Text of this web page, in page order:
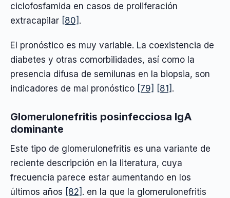
ciclofosfamida en casos de proliferación
extracapilar [80] .
El pronóstico es muy variable. La coexistencia de
diabetes y otras comorbilidades, así como la
presencia difusa de semilunas en la biopsia, son
indicadores de mal pronóstico [79] [81] .
Glomerulonefritis posinfecciosa IgA
dominante
Este tipo de glomerulonefritis es una variante de
reciente descripción en la literatura, cuya
frecuencia parece estar aumentando en los
últimos años [82] . en la que la glomerulonefritis